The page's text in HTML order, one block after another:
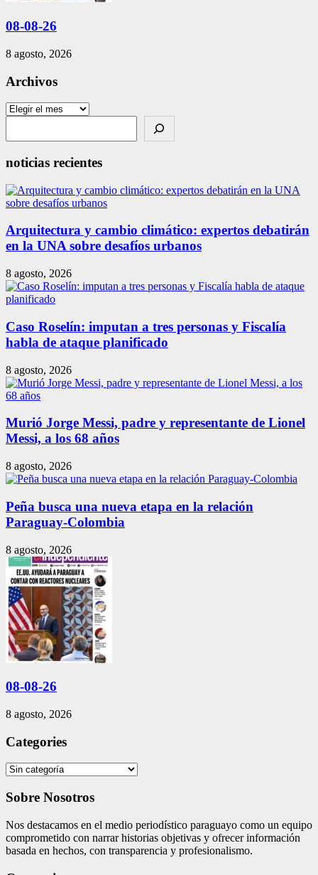
08-08-26
8 agosto, 2026
Archivos
Archivos
noticias recientes
Arquitectura y cambio climático: expertos debatirán
en la UNA sobre desafíos urbanos
8 agosto, 2026
Caso Roselín: imputan a tres personas y Fiscalía
habla de ataque planificado
8 agosto, 2026
Murió Jorge Messi, padre y representante de Lionel
Messi, a los 68 años
8 agosto, 2026
Peña busca una nueva etapa en la relación
Paraguay-Colombia
8 agosto, 2026
08-08-26
8 agosto, 2026
Categories
Categories
Sobre Nosotros
Nos destacamos en el medio periodístico paraguayo como un equipo
comprometido con narrar historias objetivas y ofrecer información
basada en hechos, con transparencia y profesionalismo.